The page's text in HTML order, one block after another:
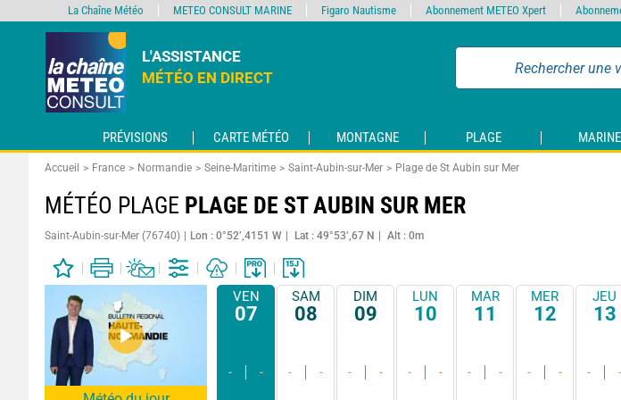
L'ASSISTANCE
MÉTÉO EN DIRECT
PRÉVISIONS CARTE MÉTÉO MONTAGNE PLAGE MARINE
Accueil France Normandie Seine-Maritime Saint-Aubin-sur-Mer Plage de St Aubin sur Mer
MÉTÉO PLAGE PLAGE DE ST AUBIN SUR MER
Saint-Aubin-sur-Mer (76740) Lon : 0°52’,4151 W Lat : 49°53’,67 N Alt : 0m
VEN
07
- -
SAM
08
- -
DIM
09
- -
LUN
10
- -
MAR
11
- -
MER
12
- -
JEU
13
- -
La Chaîne Météo METEO CONSULT MARINE Figaro Nautisme Abonnement METEO Xpert